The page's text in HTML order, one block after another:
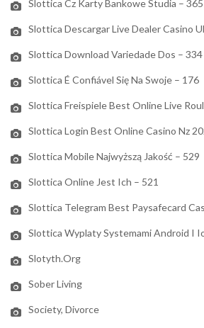
Slottica Cz Karty Bankowe Studia – 365
Slottica Descargar Live Dealer Casino
Slottica Download Variedade Dos – 334
Slottica É Confiável Się Na Swoje – 176
Slottica Freispiele Best Online Live
Slottica Login Best Online Casino Nz
Slottica Mobile Najwyższą Jakość – 529
Slottica Online Jest Ich – 521
Slottica Telegram Best Paysafecard
Slottica Wyplaty Systemami Android I
Slotyth.org
Sober Living
Society, Divorce